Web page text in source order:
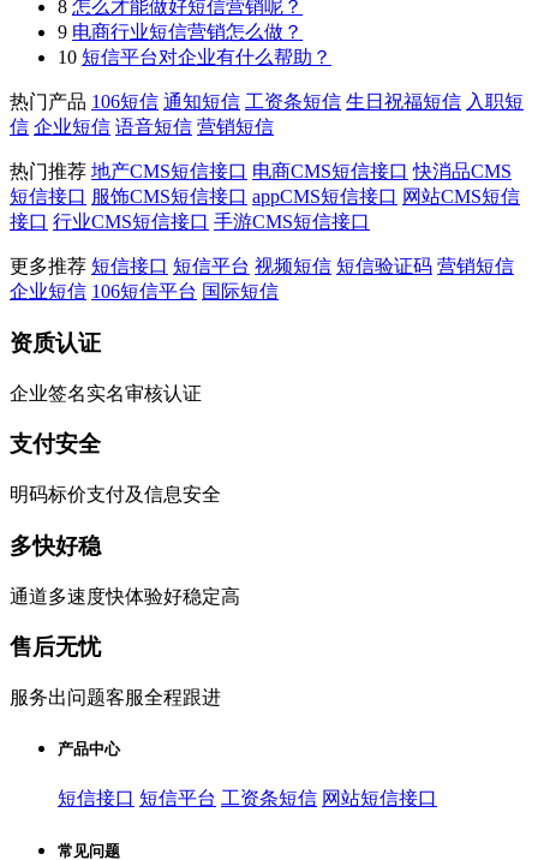
8 怎么才能做好短信营销呢？
9 电商行业短信营销怎么做？
10 短信平台对企业有什么帮助？
热门产品 106短信 通知短信 工资条短信 生日祝福短信 入职短
信 企业短信 语音短信 营销短信
热门推荐 地产CMS短信接口 电商CMS短信接口 快消品CMS
短信接口 服饰CMS短信接口 appCMS短信接口 网站CMS短信
接口 行业CMS短信接口 手游CMS短信接口
更多推荐 短信接口 短信平台 视频短信 短信验证码 营销短信
企业短信 106短信平台 国际短信
资质认证
企业签名实名审核认证
支付安全
明码标价支付及信息安全
多快好稳
通道多速度快体验好稳定高
售后无忧
服务出问题客服全程跟进
产品中心
短信接口 短信平台 工资条短信 网站短信接口
常见问题